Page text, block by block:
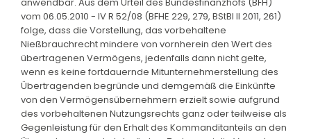
vom 06.05.2010 - IV R 52/08 (BFHE 229, 279, BStBl II 2011, 261)
folge, dass die Vorstellung, das vorbehaltene
Nießbrauchrecht mindere von vornherein den Wert des
übertragenen Vermögens, jedenfalls dann nicht gelte,
wenn es keine fortdauernde Mitunternehmerstellung des
Übertragenden begründe und demgemäß die Einkünfte
von den Vermögensübernehmern erzielt sowie aufgrund
des vorbehaltenen Nutzungsrechts ganz oder teilweise als
Gegenleistung für den Erhalt des Kommanditanteils an den